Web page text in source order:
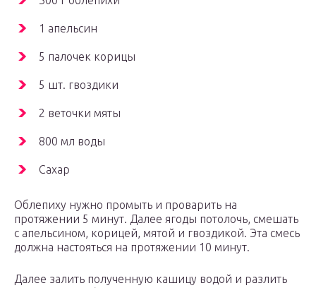
1 апельсин
5 палочек корицы
5 шт. гвоздики
2 веточки мяты
800 мл воды
Сахар
Облепиху нужно промыть и проварить на
протяжении 5 минут. Далее ягоды потолочь, смешать
с апельсином, корицей, мятой и гвоздикой. Эта смесь
должна настояться на протяжении 10 минут.
Далее залить полученную кашицу водой и разлить